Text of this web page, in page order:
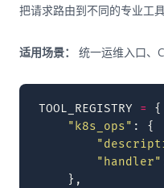
把请求路由到不同的专业工具
适用场景： 统一运维入口、
TOOL_REGISTRY =
{
"k8s_ops" :
{
"handler"
},